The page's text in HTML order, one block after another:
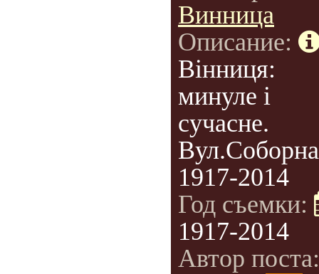
Винница
Описание:
Вінниця:
минуле і
сучасне.
1917-2014
Год съемки:
1917-2014
Автор